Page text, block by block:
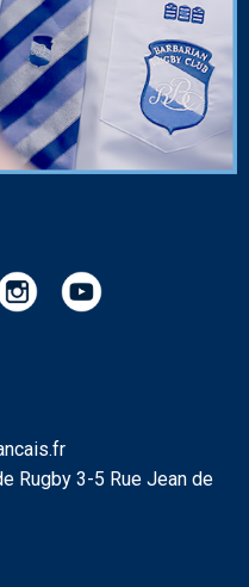
Rugby 3-5 Rue Jean de